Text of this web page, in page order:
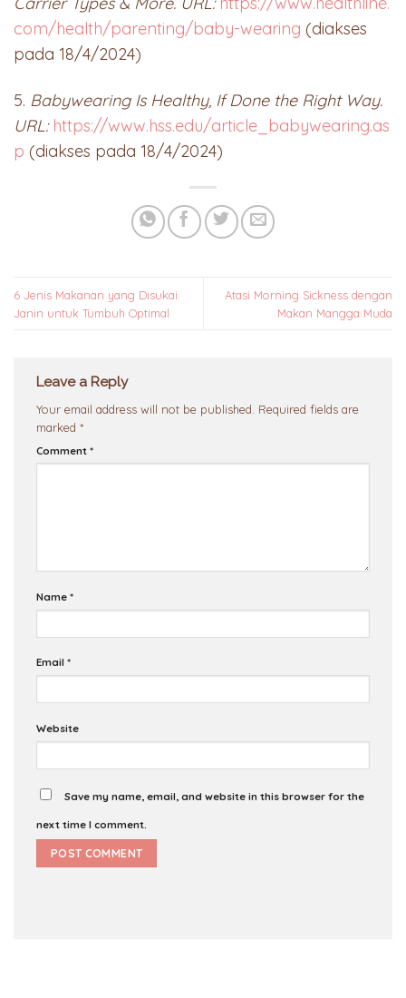
com/health/parenting/baby-wearing (diakses
pada 18/4/2024)
5. Babywearing Is Healthy, If Done the Right Way.
URL: https://www.hss.edu/article_babywearing.as
p (diakses pada 18/4/2024)
6 Jenis Makanan yang Disukai
Janin untuk Tumbuh Optimal
Atasi Morning Sickness dengan
Makan Mangga Muda
Leave a Reply
Your email address will not be published. Required fields are
marked *
Comment *
Name *
Email *
Website
Save my name, email, and website in this browser for the
next time I comment.